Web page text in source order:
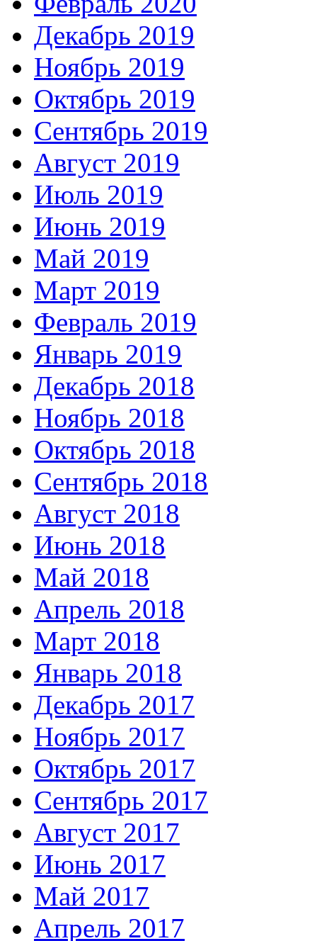
Декабрь 2019
Ноябрь 2019
Октябрь 2019
Сентябрь 2019
Август 2019
Июль 2019
Июнь 2019
Май 2019
Март 2019
Февраль 2019
Январь 2019
Декабрь 2018
Ноябрь 2018
Октябрь 2018
Сентябрь 2018
Август 2018
Июнь 2018
Май 2018
Апрель 2018
Март 2018
Январь 2018
Декабрь 2017
Ноябрь 2017
Октябрь 2017
Сентябрь 2017
Август 2017
Июнь 2017
Май 2017
Апрель 2017